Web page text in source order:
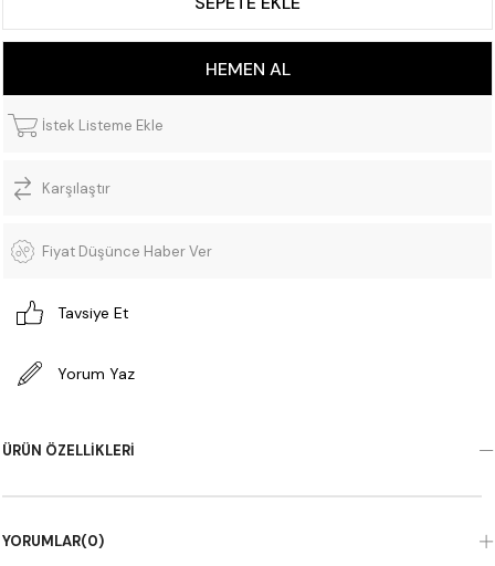
İstek Listeme Ekle
Karşılaştır
Fiyat Düşünce Haber Ver
Tavsiye Et
Yorum Yaz
ÜRÜN ÖZELLIKLERI
YORUMLAR(0)